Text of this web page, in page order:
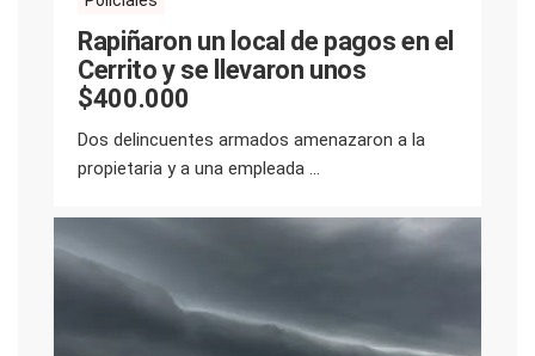
Rapiñaron un local de pagos en el
Cerrito y se llevaron unos
$400.000
Dos delincuentes armados amenazaron a la
propietaria y a una empleada ...